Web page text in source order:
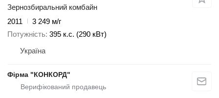
Зернозбиральний комбайн
2011
3 249 м/г
Потужність 395 к.с. (290 кВт)
Україна
Фірма "КОНКОРД"